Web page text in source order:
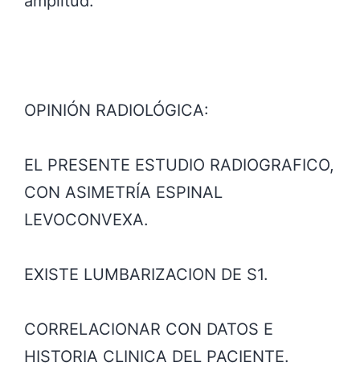
OPINIÓN RADIOLÓGICA:
EL PRESENTE ESTUDIO RADIOGRAFICO,
CON ASIMETRÍA ESPINAL
LEVOCONVEXA.
EXISTE LUMBARIZACION DE S1.
CORRELACIONAR CON DATOS E
HISTORIA CLINICA DEL PACIENTE.